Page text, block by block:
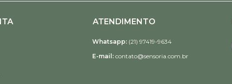
ATENDIMENTO
Whatsapp: (21) 97419-9634
E-mail: contato@sensoria.com.br